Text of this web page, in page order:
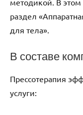
раздел
для тела».
В составе
Прессотерапия
услуги: